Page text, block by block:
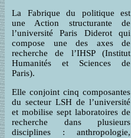
La Fabrique du politique est
une Action structurante de
l’université Paris Diderot qui
compose une des axes de
recherche de l’IHSP (Institut
Humanités et Sciences de
Paris).
Elle conjoint cinq composantes
du secteur LSH de l’université
et mobilise sept laboratoires de
recherche dans plusieurs
disciplines : anthropologie,